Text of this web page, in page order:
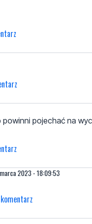
pojechać na
2023 - 18:09:53